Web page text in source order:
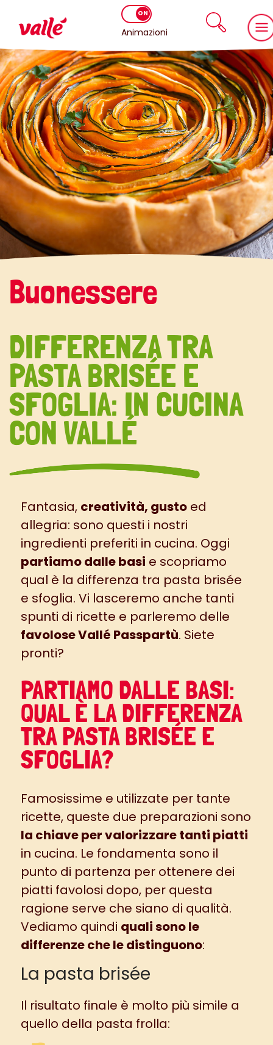
Animazioni
Buonessere
DIFFERENZA TRA
PASTA BRISÉE E
SFOGLIA: IN CUCINA
CON VALLÉ
Fantasia, creatività, gustoed
allegria: sono questi i nostri
ingredienti preferiti in cucina. Oggi
partiamo dalle basi e scopriamo
qual è la differenza tra pasta brisée
e sfoglia. Vi lasceremo anche tanti
spunti di ricette e parleremo delle
favolose Vallé Passpartù. Siete
pronti?
PARTIAMO DALLE BASI:
QUAL È LA DIFFERENZA
TRA PASTA BRISÉE E
SFOGLIA?
Famosissime e utilizzate per tante
ricette, queste due preparazioni sono
la chiave per valorizzare tanti piatti
in cucina. Le fondamenta sono il
punto di partenza per ottenere dei
piatti favolosi dopo, per questa
ragione serve che siano di qualità.
Vediamo quindi quali sono le
differenze che le distinguono:
La pasta brisée
Il risultato finale è molto più simile a
quello della pasta frolla: